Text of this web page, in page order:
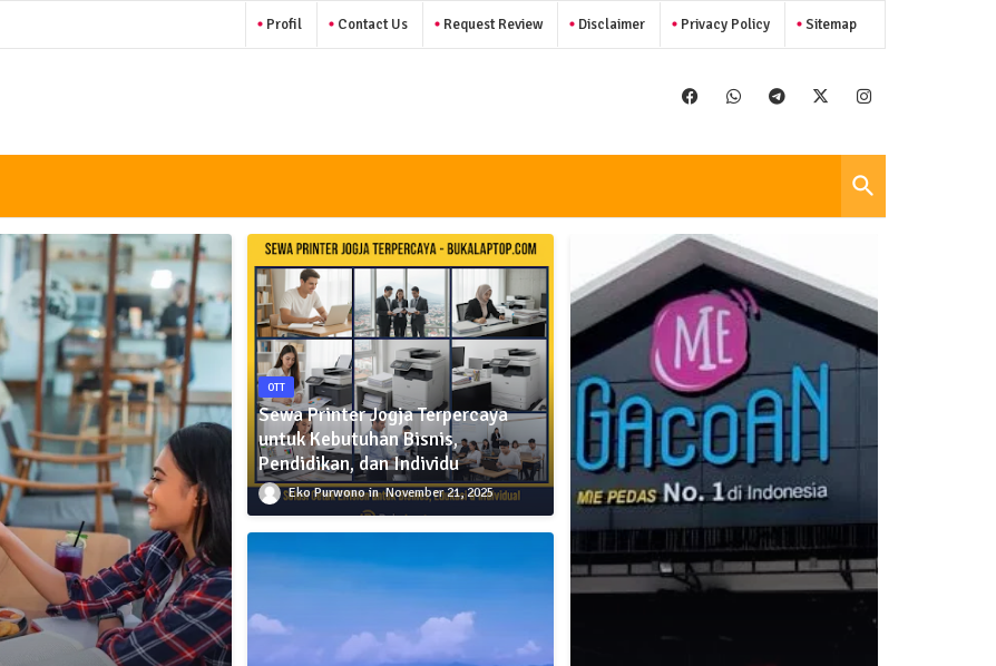
Profil Contact Us Request Review Disclaimer Privacy Policy Sitemap
OTT
Sewa Printer Jogja Terpercaya
untuk Kebutuhan Bisnis,
Pendidikan, dan Individu
Eko Purwono November 21, 2025